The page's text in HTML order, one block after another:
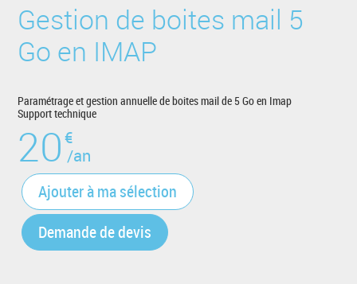
Gestion de boites mail 5
Go en IMAP
Paramétrage et gestion annuelle de boites mail de 5 Go en Imap
Support technique
20€
/an
Ajouter à ma sélection
Demande de devis